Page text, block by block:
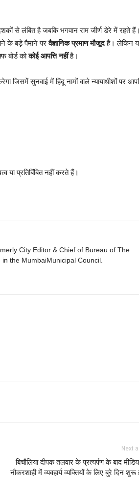
से लंबित है जबकि भगवान राम जीर्ण डेरे में रहते
के बड़े पैमाने परवैज्ञानिक प्रमाण मौजूदहैं। लेकिन
बोर्ड कोकोई आपत्ति नहींहै।
जिसमें सुनवाई में हिंदू नामों वाले न्यायाधीशों पर
या प्रतिबिंबित नहीं करते हैं।
City Editor & Chief of Bureau of The
the MumbaiMunicipal Council.
Next
बिचौलिया दीपक तलवार के प्रत्यर्पण के बाद
नौकरशाही में व्यवहार्य व्यक्तियों के लिए बुरे दिन शुरू